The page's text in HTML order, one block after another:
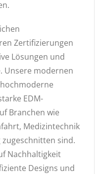
Zertifizierungen
Lösungen und
Unsere modernen
EDM-
Branchen wie
Medizintechnik
sind.
Nachhaltigkeit
Designs und